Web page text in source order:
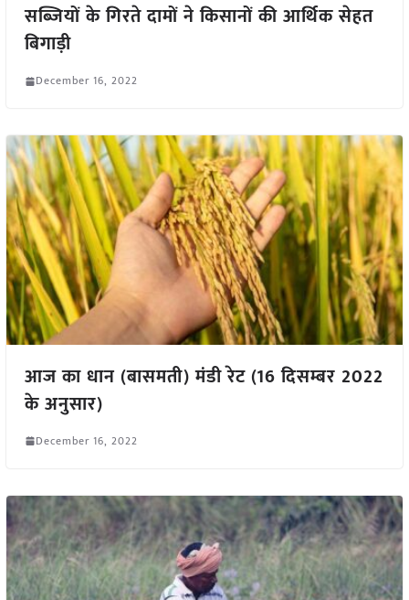
सब्जियों के गिरते दामों ने किसानों की आर्थिक सेहत
बिगाड़ी
December 16, 2022
आज का धान (बासमती) मंडी रेट (16 दिसम्बर 2022
के अनुसार)
December 16, 2022